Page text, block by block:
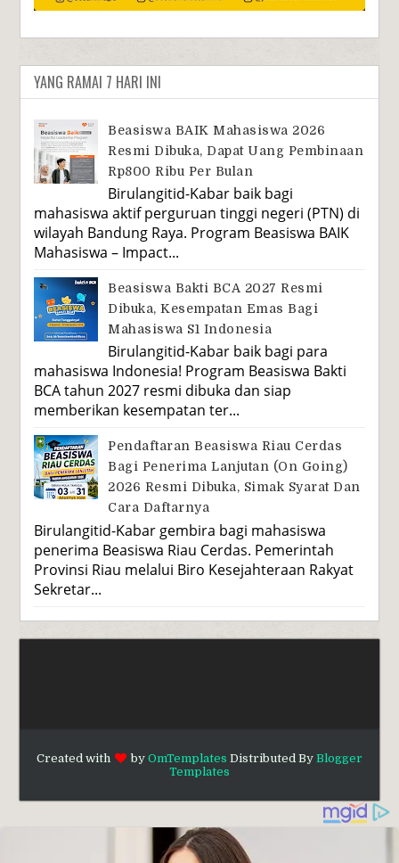
YANG RAMAI 7 HARI INI
Beasiswa BAIK Mahasiswa 2026
Resmi Dibuka, Dapat Uang Pembinaan
Rp800 Ribu Per Bulan
Birulangitid-Kabar baik bagi
mahasiswa aktif perguruan tinggi negeri (PTN) di
wilayah Bandung Raya. Program Beasiswa BAIK
Mahasiswa – Impact...
Beasiswa Bakti BCA 2027 Resmi
Dibuka, Kesempatan Emas Bagi
Mahasiswa S1 Indonesia
Birulangitid-Kabar baik bagi para
mahasiswa Indonesia! Program Beasiswa Bakti
BCA tahun 2027 resmi dibuka dan siap
memberikan kesempatan ter...
Pendaftaran Beasiswa Riau Cerdas
Bagi Penerima Lanjutan (On Going)
2026 Resmi Dibuka, Simak Syarat Dan
Cara Daftarnya
Birulangitid-Kabar gembira bagi mahasiswa
penerima Beasiswa Riau Cerdas. Pemerintah
Provinsi Riau melalui Biro Kesejahteraan Rakyat
Sekretar...
Created with by OmTemplates Distributed By Blogger
Templates